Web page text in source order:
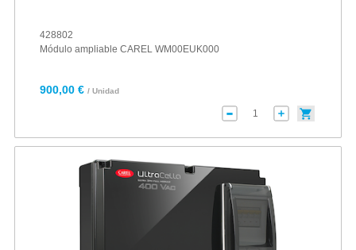
428802
Módulo ampliable CAREL WM00EUK000
900,00 € / Unidad